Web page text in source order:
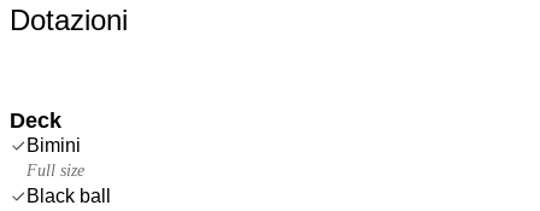
Dotazioni
Deck
Bimini
Full size
Black ball